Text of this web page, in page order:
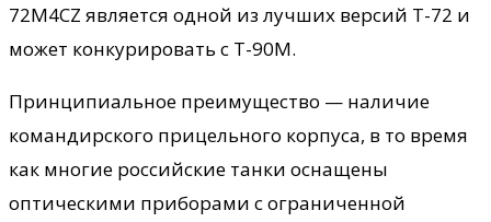
72M4CZ является одной из лучших версий Т-72 и
может конкурировать с Т-90М.
Принципиальное преимущество — наличие
командирского прицельного корпуса, в то время
как многие российские танки оснащены
оптическими приборами с ограниченной